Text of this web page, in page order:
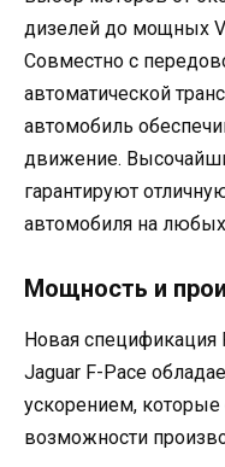
дизелей до мощных
Совместно с
автоматической
автомобиль
движение.
гарантируют
автомобиля на
Мощность и
Новая спецификация
Jaguar F-Pace
ускорением,
возможности